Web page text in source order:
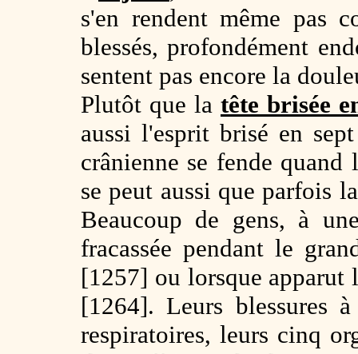
s'en rendent même pas
blessés, profondément
sentent pas encore la
Plutôt que la tête brisée
aussi l'esprit brisé en
crânienne se fende
se peut aussi que parfois
Beaucoup de gens, à
fracassée pendant le
[1257] ou lorsque apparut
[1264]. Leurs blessures
respiratoires, leurs cinq